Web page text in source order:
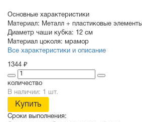
Основные характеристики
Материал: Металл + пластиковые элементы
Диаметр чаши кубка: 12 см
Материал цоколя: мрамор
Все характеристики и описание
1344 ₽
количество
В наличии: 1 шт.
Купить
Сроки выполнения: